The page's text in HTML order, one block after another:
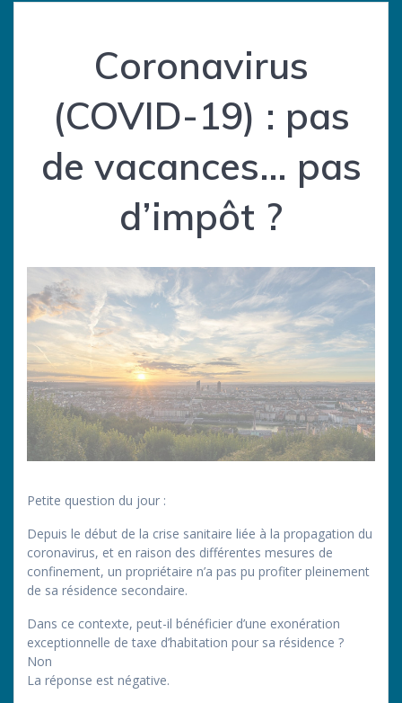
Coronavirus
(COVID-19) : pas
de vacances… pas
d’impôt ?
Petite question du jour :
Depuis le début de la crise sanitaire liée à la propagation du
coronavirus, et en raison des différentes mesures de
confinement, un propriétaire n’a pas pu profiter pleinement
de sa résidence secondaire.
Dans ce contexte, peut-il bénéficier d’une exonération
exceptionnelle de taxe d’habitation pour sa résidence ?
Non
La réponse est négative.